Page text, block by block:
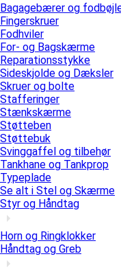
Bagagebærer og
Fingerskruer
Fodhviler
For- og Bagskærme
Reparationsstykke
Sideskjolde og Dæksler
Skruer og bolte
Stafferinger
Stænkskærme
Støtteben
Støttebuk
Svinggaffel og tilbehør
Tankhane og Tankprop
Typeplade
Se alt i Stel og Skærme
Styr og Håndtag
Horn og Ringklokker
Håndtag og Greb